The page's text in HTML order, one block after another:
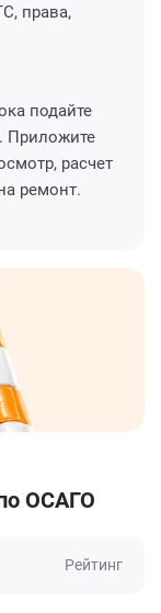
права,
подайте
Приложите
расчет
ремонт.
ОСАГО
Рейтинг